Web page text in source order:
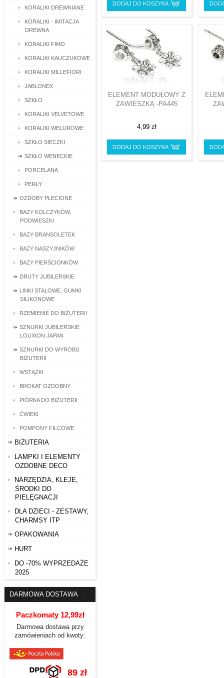
KORALIKI DREWNIANE
KORALIKI - IMITACJA
DREWNA
KORALIKI FIMO
KORALIKI KAUCZUKOWE
KORALIKI MILLEFIORI
JABLONEX
SZKŁO
KORALIKI VELVETOWE
KORALIKI WELUROWE
SZKŁO SIECZKI
SZKŁO WENECKIE
PORCELANA
PERŁY
OZDOBY PLECIONE
BAZY KOLCZYKÓW,
PODWIESZKI
BAZY BRANSOLETEK
BAZY NASZYJNIKÓW
BAZY PIERŚCIONKÓW
DRUTY JUBILERSKIE
LINKI STALOWE, GUMKI
SILIKONOWE
RZEMIENIE DO BIŻUTERII
SZNURKI JUBILERSKIE
LOUXION JAPAN
SZNURKI DO WYROBU
BIŻUTERII
WSTĄŻKI
BROKAT OZDOBNY
PIÓRKA DO BIŻUTERII
ĆWIEKI
POMPONY FILCOWE
BIŻUTERIA
LAMPKI I ELEMENTY
OZDOBNE DECO
NARZĘDZIA, KLEJE,
ŚRODKI DO
PIELĘGNACJI
DLA DZIECI - ZESTAWY,
CHARMSY ITP
OPAKOWANIA
HURT
DO -70% WYPRZEDAŻE
2025
DARMOWA DOSTAWA
Paczkomaty 12,99zł
Darmowa dostawa przy
zamówieniach od kwoty:
89 zł
DODAJ DO KOSZYKA
ELEMENT MODUŁOWY Z
ZAWIESZKĄ -PA445
4,99 zł
DODAJ DO KOSZYKA